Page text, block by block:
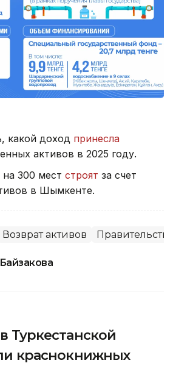
какой доход принесла
активов в 2025 году.
300 мест строят за счет
в Шымкенте.
Возврат активов
Туркестанской
краснокнижных